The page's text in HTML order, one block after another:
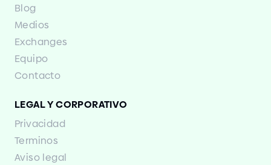
Blog
Medios
Exchanges
Equipo
Contacto
LEGAL Y CORPORATIVO
Privacidad
Terminos
Aviso legal